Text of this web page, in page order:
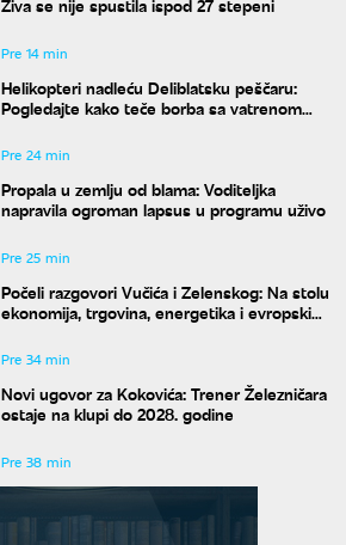
Živa se nije spustila ispod 27 stepeni
Pre 14 min
Helikopteri nadleću Deliblatsku peščaru:
Pogledajte kako teče borba sa vatrenom
Pre 24 min
Propala u zemlju od blama: Voditeljka
napravila ogroman lapsus u programu uživo
Pre 25 min
Počeli razgovori Vučića i Zelenskog: Na stolu
ekonomija, trgovina, energetika i evropski
Pre 34 min
Novi ugovor za Kokovića: Trener Železničara
ostaje na klupi do 2028. godine
Pre 38 min